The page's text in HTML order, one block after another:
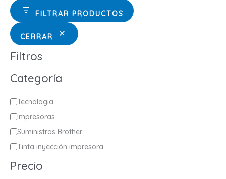
FILTRAR PRODUCTOS
CERRAR
Filtros
Categoría
C
a
t
e
o
Tecnologia
Impresoras
Suministros Brother
Tinta inyección impresora
Precio